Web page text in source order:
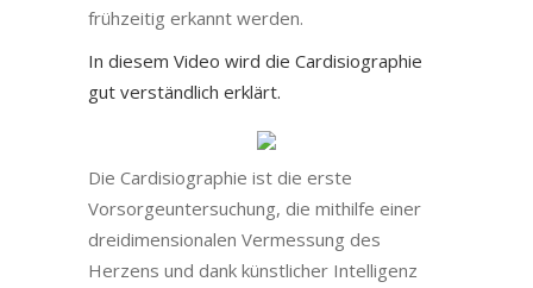
frühzeitig erkannt werden.
In diesem Video wird die Cardisiographie
gut verständlich erklärt.
Die Cardisiographie ist die erste
Vorsorgeuntersuchung, die mithilfe einer
dreidimensionalen Vermessung des
Herzens und dank künstlicher Intelligenz